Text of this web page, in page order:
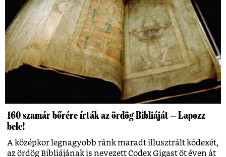
160 szamár bőrére írták az ördög Bibliáját ‒ Lapozz
bele!
A középkor legnagyobb ránk maradt illusztrált kódexét,
az ördög Bibliájának is nevezett Codex Gigast öt éven át